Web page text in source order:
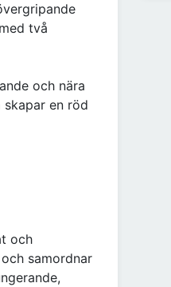
två
och nära
en röd
och
samordnar